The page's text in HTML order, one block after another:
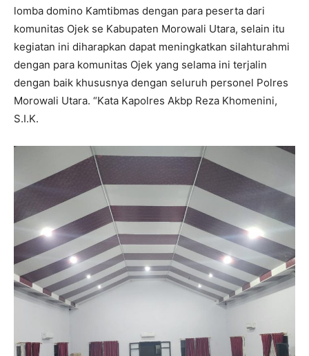
lomba domino Kamtibmas dengan para peserta dari
komunitas Ojek se Kabupaten Morowali Utara, selain itu
kegiatan ini diharapkan dapat meningkatkan silahturahmi
dengan para komunitas Ojek yang selama ini terjalin
dengan baik khususnya dengan seluruh personel Polres
Morowali Utara. “Kata Kapolres Akbp Reza Khomenini,
S.I.K.